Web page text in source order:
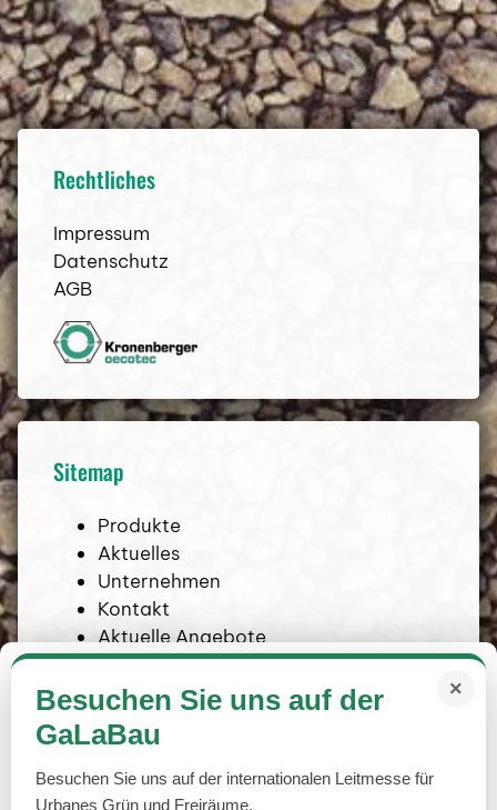
TEST-ARENA
Veranstaltungen & Messen
Händler
Rechtliches
Impressum
Datenschutz
AGB
Sitemap
Produkte
Aktuelles
Unternehmen
Kontakt
Aktuelle Angebote
Newsletter abbestellen
Einwilligung zum Datenschutz
Diese Seite verwendet Cookies um
Informationen auf Ihrem Rechner zu speichern.
Mit Klick auf den Button erlauben Sie uns die
×
Besuchen Sie uns auf der
GaLaBau
Besuchen Sie uns auf der internationalen Leitmesse für
Urbanes Grün und Freiräume.